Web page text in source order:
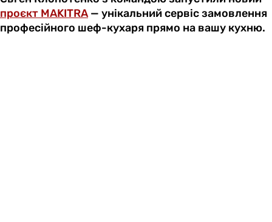
проєкт MAKITRA— унікальний сервіс замовлення
професійного шеф-кухаря прямо на вашу кухню.